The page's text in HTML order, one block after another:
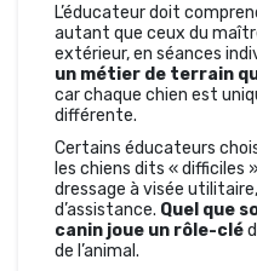
L’éducateur doit
autant que ceux du
extérieur, en séances
un métier de terrain
car chaque chien est
différente.
Certains éducateurs
les chiens dits « difficiles
dressage à visée
d’assistance. Quel que
canin joue un rôle-clé
de l’animal.